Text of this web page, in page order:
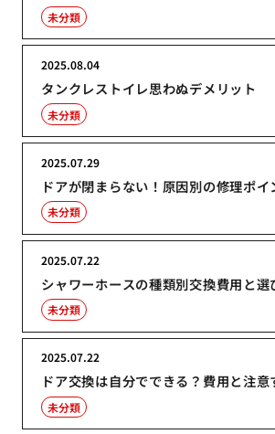
未分類
タンクレストイレ思わぬデメリット
2025.08.04
未分類
ドアが閉まらない！原因別の修理ポイ
2025.07.29
未分類
シャワーホースの種類別交換費用と選
2025.07.22
未分類
ドア交換は自分でできる？費用と注意
2025.07.22
未分類